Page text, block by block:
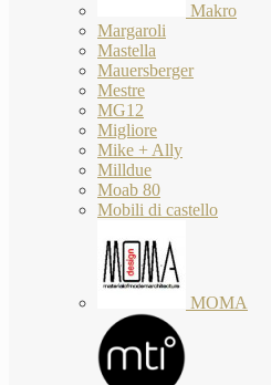
Makro
Margaroli
Mastella
Mauersberger
Mestre
MG12
Migliore
Mike + Ally
Milldue
Moab 80
Mobili di castello
MOMA